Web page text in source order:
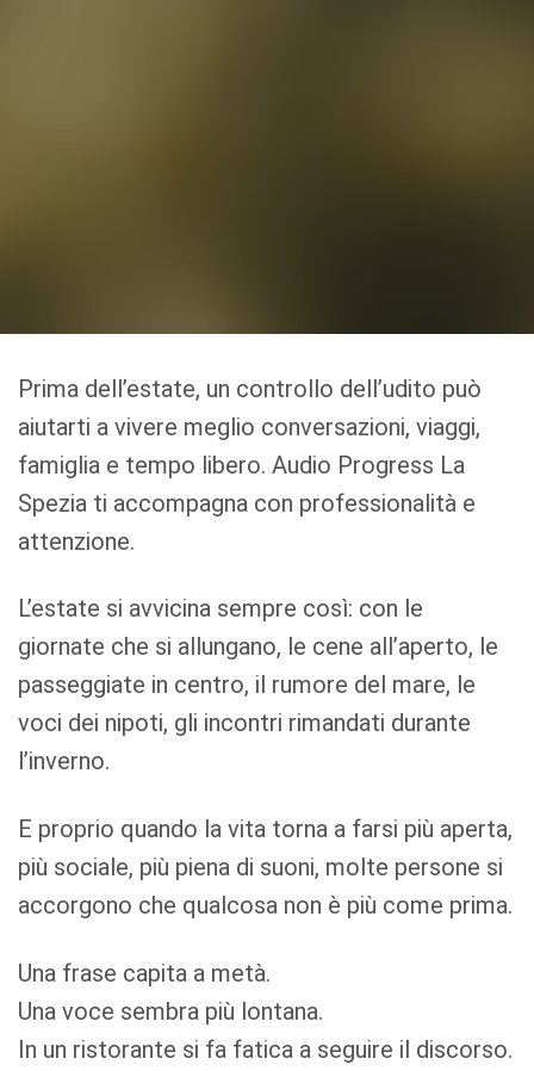
Prima dell’estate, un controllo dell’udito può
aiutarti a vivere meglio conversazioni, viaggi,
famiglia e tempo libero. Audio Progress La
Spezia ti accompagna con professionalità e
attenzione.
L’estate si avvicina sempre così: con le
giornate che si allungano, le cene all’aperto, le
passeggiate in centro, il rumore del mare, le
voci dei nipoti, gli incontri rimandati durante
l’inverno.
E proprio quando la vita torna a farsi più aperta,
più sociale, più piena di suoni, molte persone si
accorgono che qualcosa non è più come prima.
Una frase capita a metà.
Una voce sembra più lontana.
In un ristorante si fa fatica a seguire il discorso.